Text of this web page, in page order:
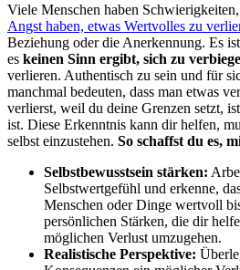
Viele Menschen haben
Angst haben, etwas Wertvolles zu
Beziehung oder die Anerkennung. Es
es keinen Sinn ergibt, sich zu
verlieren. Authentisch zu sein und für
manchmal bedeuten, dass man etwas
verlierst, weil du deine Grenzen setzt,
ist. Diese Erkenntnis kann dir helfen,
selbst einzustehen. So schaffst du es,
Selbstbewusstsein stärken:
Selbstwertgefühl und erkenne,
Menschen oder Dinge wertvoll
persönlichen Stärken, die dir
möglichen Verlust umzugehen.
Realistische Perspektive: